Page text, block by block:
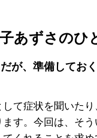
あずさのひ
が、準備してお
て症状を聞いたり
す。今回は、そ